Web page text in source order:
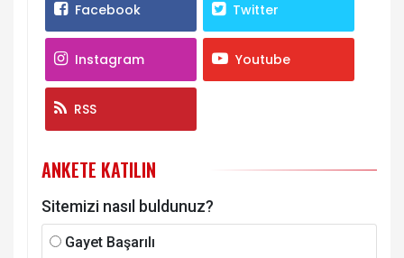
Facebook Twitter
Instagram Youtube
RSS
ANKETE KATILIN
Sitemizi nasıl buldunuz?
Gayet Başarılı